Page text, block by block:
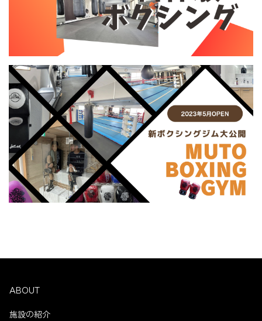
ABOUT
施設の紹介